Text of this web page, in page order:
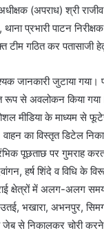
(अपराध) श्री राजीव
प्रभारी पाटन
गठित कर पतासाजी
जानकारी जुटाया
से अवलोकन किया
मीडिया के माध्यम से
का विस्तृत डिटेल
पूछताछ पर गुमराह
हर्ष शिंदे व विधि के
क्षेत्रों में अलग-अलग
भखारा, अभनपुर,
से निकालकर चोरी